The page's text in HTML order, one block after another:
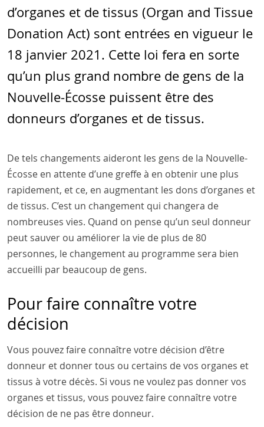
d’organes et de tissus (Organ and Tissue
Donation Act) sont entrées en vigueur le
18 janvier 2021. Cette loi fera en sorte
qu’un plus grand nombre de gens de la
Nouvelle-Écosse puissent être des
donneurs d’organes et de tissus.
De tels changements aideront les gens de la Nouvelle-
Écosse en attente d’une greffe à en obtenir une plus
rapidement, et ce, en augmentant les dons d’organes et
de tissus. C’est un changement qui changera de
nombreuses vies. Quand on pense qu’un seul donneur
peut sauver ou améliorer la vie de plus de 80
personnes, le changement au programme sera bien
accueilli par beaucoup de gens.
Pour faire connaître votre
décision
Vous pouvez faire connaître votre décision d’être
donneur et donner tous ou certains de vos organes et
tissus à votre décès. Si vous ne voulez pas donner vos
organes et tissus, vous pouvez faire connaître votre
décision de ne pas être donneur.